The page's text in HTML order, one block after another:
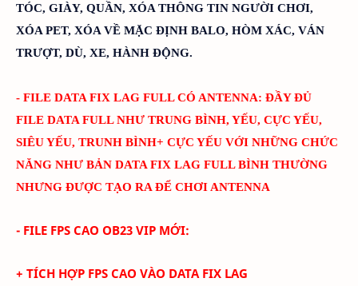
TÓC, GIÀY, QUẦN, XÓA THÔNG TIN NGƯỜI CHƠI,
XÓA PET, XÓA VỀ MẶC ĐỊNH BALO, HÒM XÁC, VÁN
TRƯỢT, DÙ, XE, HÀNH ĐỘNG.
- FILE DATA FIX LAG FULL CÓ ANTENNA: ĐẦY ĐỦ
FILE DATA FULL NHƯ TRUNG BÌNH, YẾU, CỰC YẾU,
SIÊU YẾU, TRUNH BÌNH+ CỰC YẾU VỚI NHỮNG CHỨC
NĂNG NHƯ BẢN DATA FIX LAG FULL BÌNH THƯỜNG
NHƯNG ĐƯỢC TẠO RA ĐỂ CHƠI ANTENNA
- FILE FPS CAO OB23 VIP MỚI:
+ TÍCH HỢP FPS CAO VÀO DATA FIX LAG